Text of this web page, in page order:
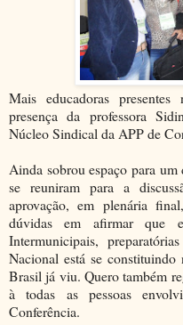
Mais educadoras
presença da professora
Núcleo Sindical da APP de
Ainda sobrou espaço para um
se reuniram para a
aprovação, em plenária
dúvidas em afirmar que
Intermunicipais,
Nacional está se
Brasil já viu. Quero também
à todas as pessoas
Conferência.